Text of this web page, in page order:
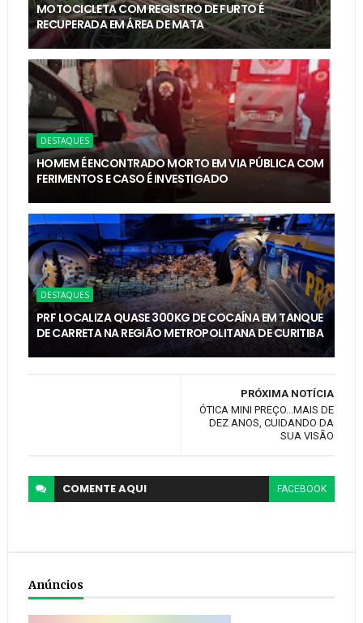
MOTOCICLETA COM REGISTRO DE FURTO É
RECUPERADA EM ÁREA DE MATA
DESTAQUES
HOMEM É ENCONTRADO MORTO EM VIA PÚBLICA COM
FERIMENTOS E CASO É INVESTIGADO
DESTAQUES
PRF LOCALIZA QUASE 300KG DE COCAÍNA EM TANQUE
DE CARRETA NA REGIÃO METROPOLITANA DE CURITIBA
PRÓXIMA NOTÍCIA
ÓTICA MINI PREÇO...MAIS DE
DEZ ANOS, CUIDANDO DA
SUA VISÃO
COMENTEAQUI FACEBOOK
Anúncios